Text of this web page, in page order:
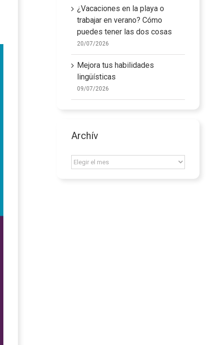
¿Vacaciones en la playa o
trabajar en verano? Cómo
puedes tener las dos cosas
20/07/2026
Mejora tus habilidades
lingüísticas
09/07/2026
Archív
Archív